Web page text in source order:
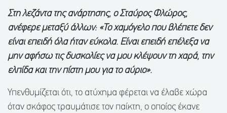
Στη λεζάντα της ανάρτησης, ο Σταύρος Φλώρος,
ανέφερε μεταξύ άλλων: «Το χαμόγελο που βλέπετε δεν
είναι επειδή όλα ήταν εύκολα. Είναι επειδή επέλεξα να
μην αφήσω τις δυσκολίες να μου κλέψουν τη χαρά, την
ελπίδα και την πίστη μου για το αύριο».
Υπενθυμίζεται ότι, το ατύχημα φέρεται να έλαβε χώρα
όταν σκάφος τραυμάτισε τον παίκτη, ο οποίος έκανε